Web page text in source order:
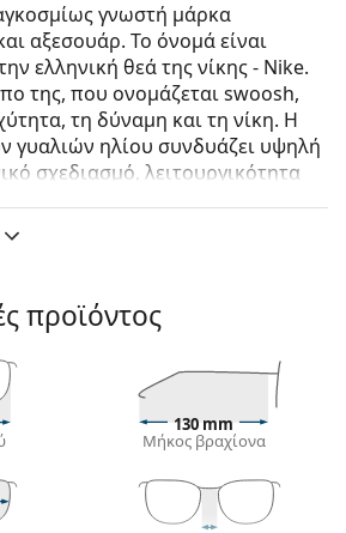
γνωστή μάρκα
αξεσουάρ. Το όνομά είναι
ελληνική θεά της νίκης - Nike.
της, που ονομάζεται swoosh,
τη δύναμη και τη νίκη. Η
γυαλιών ηλίου συνδυάζει υψηλή
σχεδιασμό, λειτουργικότητα
όλες τις γενιές.
πάνω σας αυτά τα γυαλιά ηλίου
Εικονικού καθρέφτη του
του δέρματος και τα ανοιχτά
καφέ ή μαύρα μαλλιά.
προϊόντος
130 mm
Μήκος βραχίονα